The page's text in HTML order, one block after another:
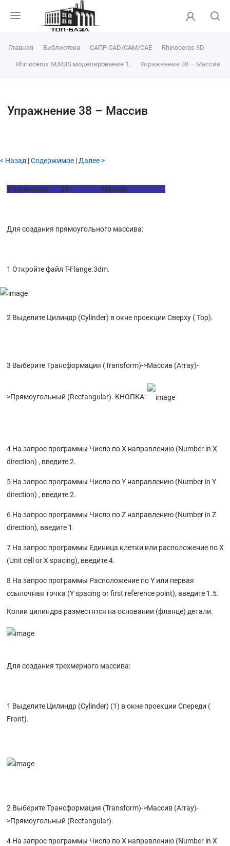
Главная Библиотека САПР CAD/CAM/CAE Rhinoceros 3D
Rhinoceros NURBS моделирование 1. Упражнение 38 – Массив
Упражнение 38 – Массив
< Назад |Содержимое | Далее >
Упражнение 38 – Массив
Для создания прямоугольного массива:
1 Откройте файл T-Flange.3dm.
2 Выделите Цилиндр (Cylinder) в окне проекции Сверху ( Top).
3 Выберите Трансформация (Transform)->Массив (Array)-
>Прямоугольный (Rectangular). КНОПКА:
4 На запрос программы Число по X направлению (Number in X
direction) , введите 2.
5 На запрос программы Число по Y направлению (Number in Y
direction) , введите 2.
6 На запрос программы Число по Z направлению (Number in Z
direction), введите 1.
7 На запрос программы Единица клетки или расположение по X
(Unit cell or X spacing), введите 4.
8 На запрос программы Расположение по Y или первая
ссылочная точка (Y spacing or first reference point), введите 1.5.
Копии цилиндра разместятся на основании (фланце) детали.
Для создания трехмерного массива:
1 Выделите Цилиндр (Cylinder) (1) в окне проекции Спереди (
Front).
2 Выберите Трансформация (Transform)->Массив (Array)-
>Прямоугольный (Rectangular).
4 На запрос программы Число по X направлению (Number in X